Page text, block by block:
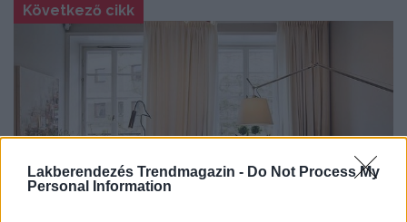
Lakberendezés Trendmagazin - Do Not Process My
Personal Information
Következő cikk